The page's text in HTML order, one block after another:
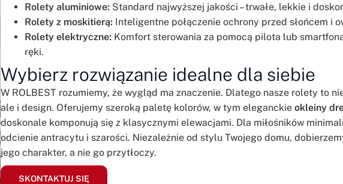
Rolety aluminiowe: Standard najwyższej jakości – trwałe, lekkie i
Rolety z moskitierą: Inteligentne połączenie ochrony przed słońcem i
Rolety elektryczne: Komfort sterowania za pomocą pilota lub
ręki.
Wybierz rozwiązanie idealne dla siebie
W ROLBEST rozumiemy, że wygląd ma znaczenie. Dlatego nasze rolety to
ale i design. Oferujemy szeroką paletę kolorów, w tym eleganckieokleiny
doskonale komponują się z klasycznymi elewacjami. Dla miłośników
odcienie antracytu i szarości. Niezależnie od stylu Twojego domu,
jego charakter, a nie go przytłoczy.
SKONTAKTUJ SIĘ